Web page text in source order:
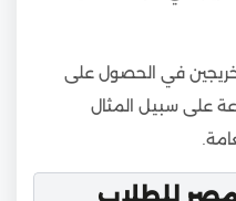
في الحصول على
على سبيل المثال
للطلاب